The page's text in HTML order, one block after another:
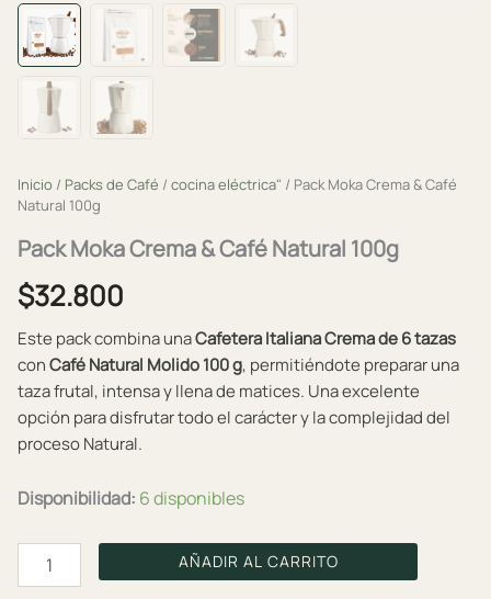
Inicio / Packs de Café / cocina eléctrica" / Pack Moka Crema & Café
Natural 100g
Pack Moka Crema & Café Natural 100g
$32.800
Este pack combina unaCafetera Italiana Crema de 6 tazas
conCafé Natural Molido 100 g, permitiéndote preparar una
taza frutal, intensa y llena de matices. Una excelente
opción para disfrutar todo el carácter y la complejidad del
proceso Natural.
Disponibilidad: 6 disponibles
Moka
AÑADIR AL CARRITO